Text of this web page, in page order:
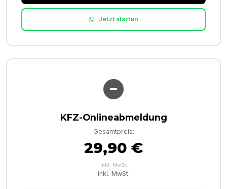
Jetzt starten
KFZ-Onlineabmeldung
Gesamtpreis:
29,90 €
inkl. MwSt.
inkl. MwSt.